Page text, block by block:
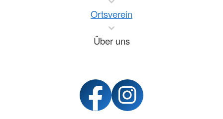
Ortsverein
Über uns